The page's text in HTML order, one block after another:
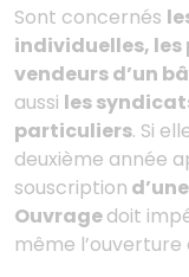
Sont concernés
individuelles,
vendeurs d’un
aussi les
particuliers. Si
deuxième année
souscription
Ouvragedoit
même